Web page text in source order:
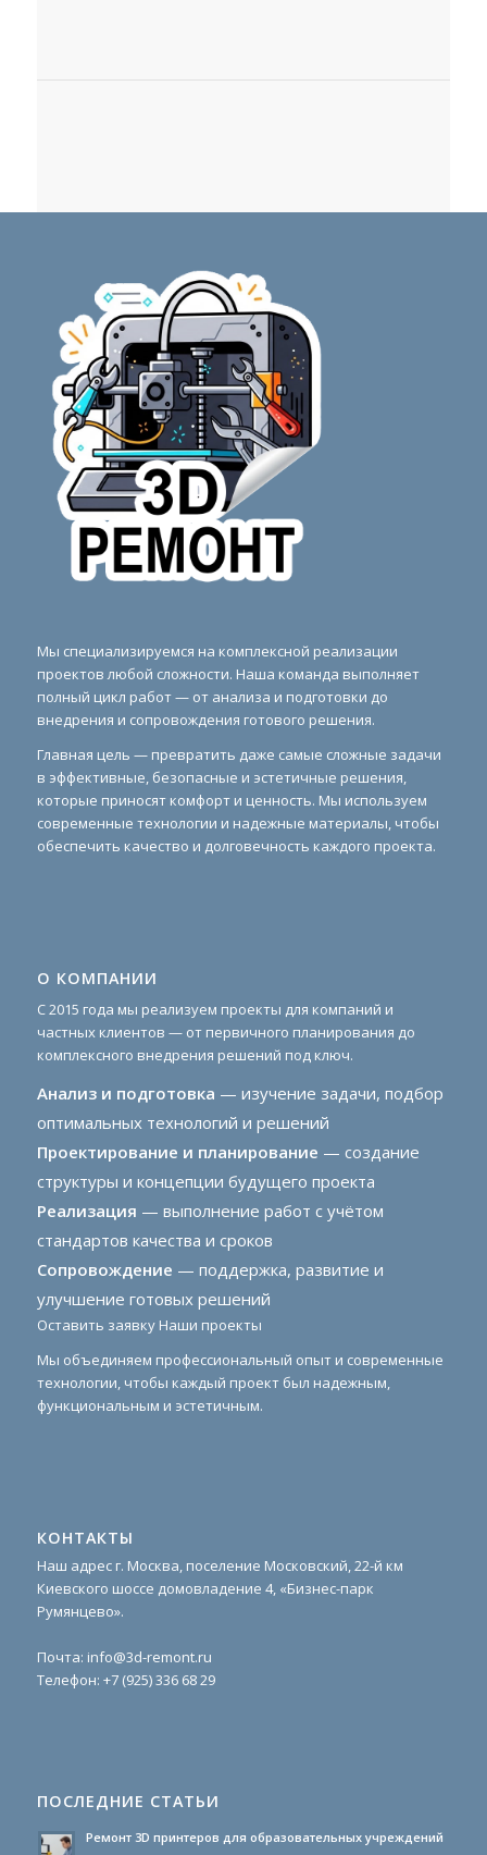
Мы специализируемся на комплексной реализации
проектов любой сложности. Наша команда выполняет
полный цикл работ — от анализа и подготовки до
внедрения и сопровождения готового решения.
Главная цель — превратить даже самые сложные задачи
в эффективные, безопасные и эстетичные решения,
которые приносят комфорт и ценность. Мы используем
современные технологии и надежные материалы, чтобы
обеспечить качество и долговечность каждого проекта.
О КОМПАНИИ
С 2015 года мы реализуем проекты для компаний и
частных клиентов — от первичного планирования до
комплексного внедрения решений под ключ.
Анализ и подготовка — изучение задачи, подбор
оптимальных технологий и решений
Проектирование и планирование — создание
структуры и концепции будущего проекта
Реализация — выполнение работ с учётом
стандартов качества и сроков
Сопровождение — поддержка, развитие и
улучшение готовых решений
Оставить заявку Наши проекты
Мы объединяем профессиональный опыт и современные
технологии, чтобы каждый проект был надежным,
функциональным и эстетичным.
КОНТАКТЫ
Наш адрес г. Москва, поселение Московский, 22-й км
Киевского шоссе домовладение 4, «Бизнес-парк
Румянцево».
Почта: info@3d-remont.ru
Телефон: +7 (925) 336 68 29
ПОСЛЕДНИЕ СТАТЬИ
Ремонт 3D принтеров для образовательных учреждений